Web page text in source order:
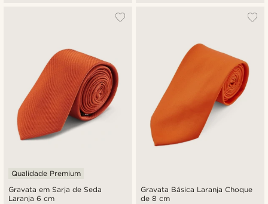
Gravata em Sarja de Seda
Laranja 6 cm
Qualidade Premium
Gravata Básica Laranja Choque
de 8 cm